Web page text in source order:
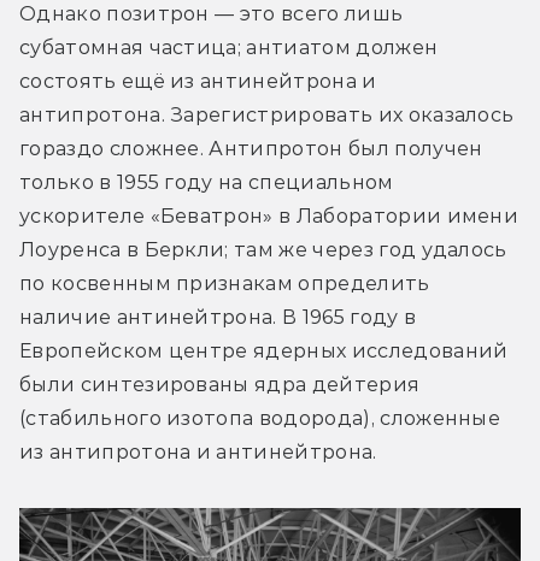
Однако позитрон — это всего лишь
субатомная частица; антиатом должен
состоять ещё из антинейтрона и
антипротона. Зарегистрировать их оказалось
гораздо сложнее. Антипротон был получен
только в 1955 году на специальном
ускорителе «Беватрон» в Лаборатории имени
Лоуренса в Беркли; там же через год удалось
по косвенным признакам определить
наличие антинейтрона. В 1965 году в
Европейском центре ядерных исследований
были синтезированы ядра дейтерия
(стабильного изотопа водорода), сложенные
из антипротона и антинейтрона.